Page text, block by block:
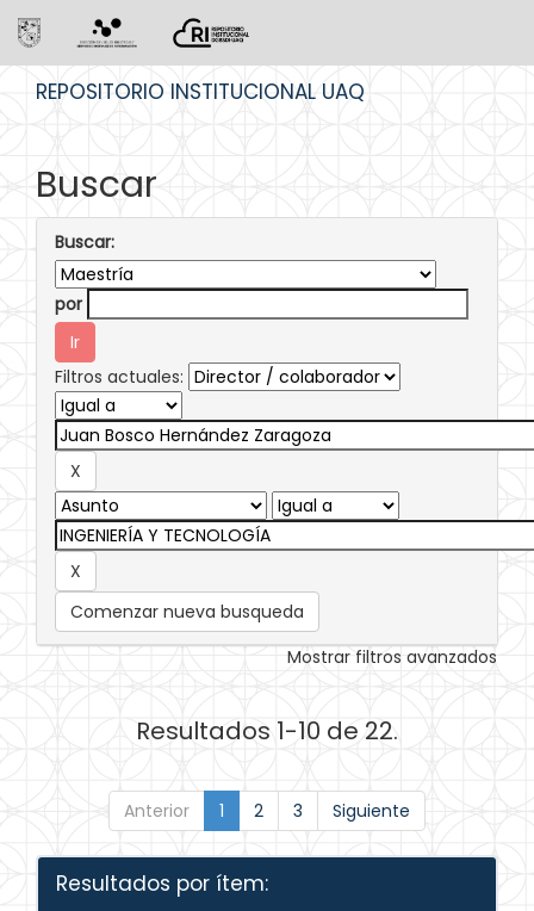
REPOSITORIO INSTITUCIONAL UAQ
Buscar
Buscar:
por
Filtros actuales:
Comenzar nueva busqueda
Mostrar filtros avanzados
Resultados 1-10 de 22.
Anterior 1 2 3 Siguiente
Resultados por ítem: